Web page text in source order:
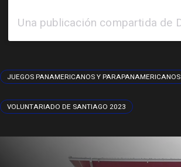
JUEGOS PANAMERICANOS Y PARAPANAMERICANOS
VOLUNTARIADO DE SANTIAGO 2023